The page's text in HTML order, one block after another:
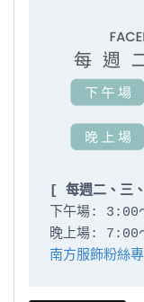
[ 每週二、三
下午場: 3:00
南方服飾粉絲